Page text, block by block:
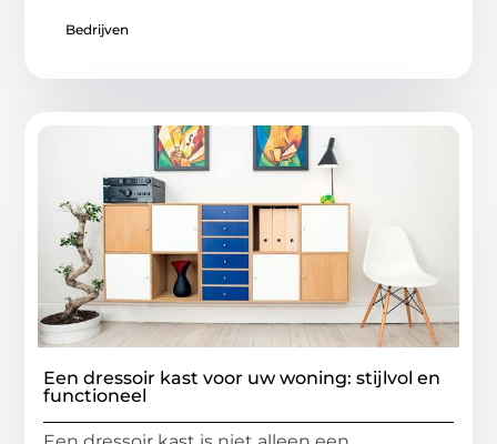
Bedrijven
Een dressoir kast voor uw woning: stijlvol en
functioneel